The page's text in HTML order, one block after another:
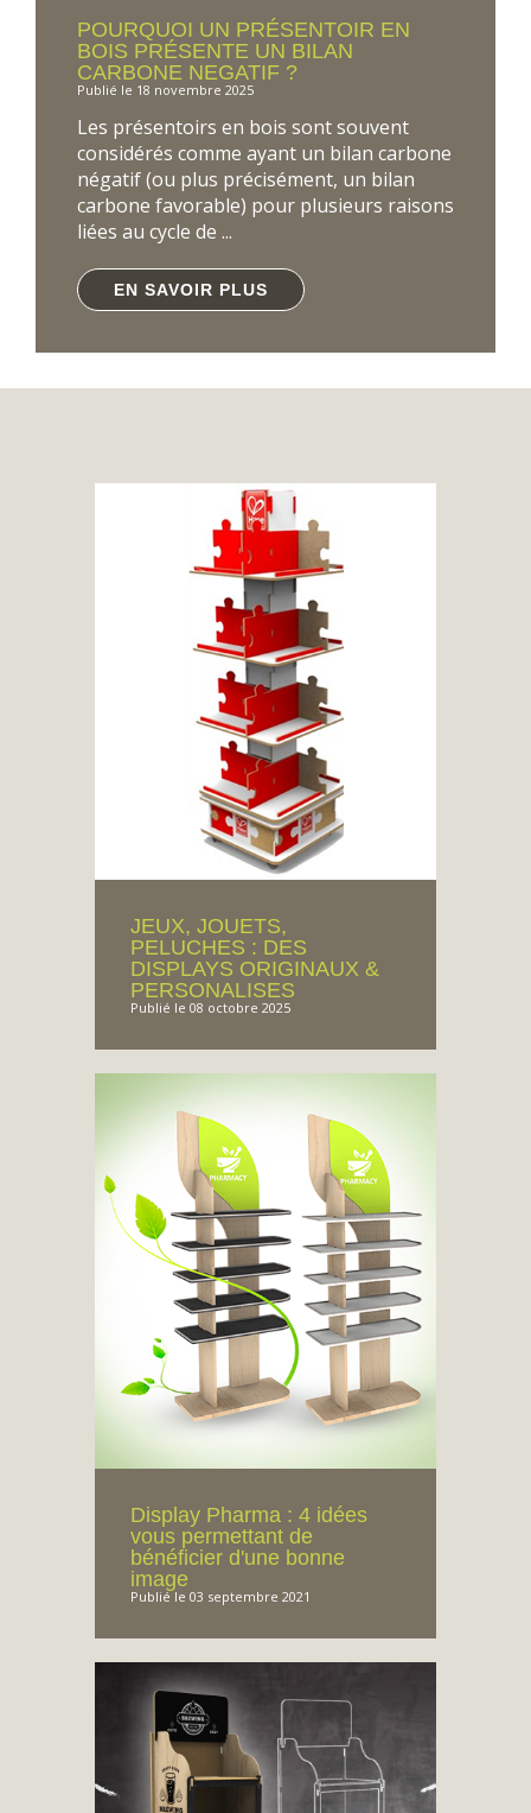
POURQUOI UN PRÉSENTOIR EN
BOIS PRÉSENTE UN BILAN
CARBONE NEGATIF ?
Publié le 18 novembre 2025
Les présentoirs en bois sont souvent
considérés comme ayant un bilan carbone
négatif (ou plus précisément, un bilan
carbone favorable) pour plusieurs raisons
liées au cycle de ...
EN SAVOIR PLUS
JEUX, JOUETS,
PELUCHES : DES
DISPLAYS ORIGINAUX &
PERSONALISES
Publié le 08 octobre 2025
Display Pharma : 4 idées
vous permettant de
bénéficier d'une bonne
image
Publié le 03 septembre 2021